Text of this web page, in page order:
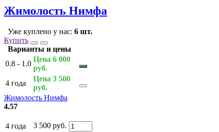
Жимолость Нимфа
Уже куплено у нас: 6 шт.
Купить
Варианты и цены
0.8 - 1.0
Цена 6 000
руб.
4 года
Цена 3 500
руб.
Жимолость Нимфа
4.57
4 года
3 500 руб.